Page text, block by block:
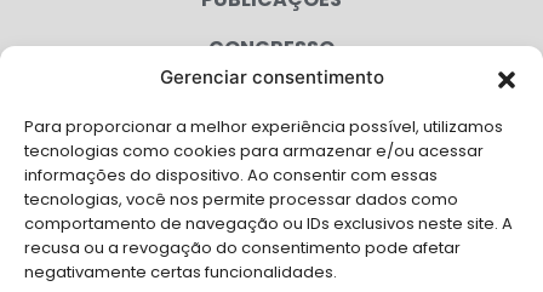
Gerenciar consentimento
Para proporcionar a melhor experiência possível, utilizamos
tecnologias como cookies para armazenar e/ou acessar
informações do dispositivo. Ao consentir com essas
tecnologias, você nos permite processar dados como
comportamento de navegação ou IDs exclusivos neste site. A
recusa ou a revogação do consentimento pode afetar
negativamente certas funcionalidades.
CONGRESSO
CAMPANHAS
SERVIÇOS
FILIADAS